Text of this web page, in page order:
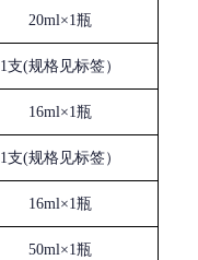
20ml×1瓶
1支(规格见标签）
16ml×1瓶
1支(规格见标签）
16ml×1瓶
50ml×1瓶